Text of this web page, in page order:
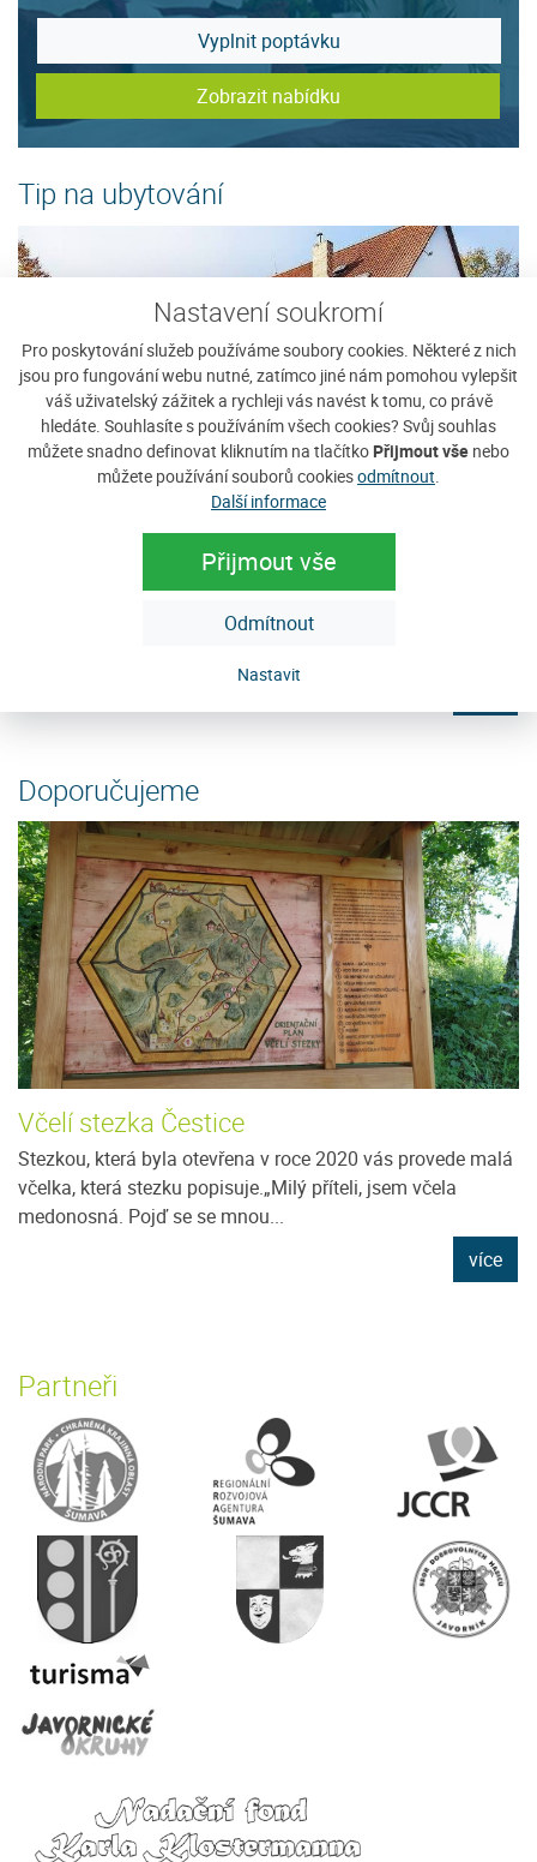
Nastavení soukromí
Pro poskytování služeb používáme soubory cookies. Některé z nich
jsou pro fungování webu nutné, zatímco jiné nám pomohou vylepšit
váš uživatelský zážitek a rychleji vás navést k tomu, co právě
hledáte. Souhlasíte s používáním všech cookies? Svůj souhlas
můžete snadno definovat kliknutím na tlačítko Přijmout vše nebo
můžete používání souborů cookiesodmítnout
Další informace
Přijmout vše
Odmítnout
Nastavit
Vyplnit poptávku
Zobrazit nabídku
Tip na ubytování
Hotel Krásná Vyhlídka
Hotel Krásná Vyhlídka (960 m n.m.) se jako jediný na
východní straně hory Javorník (1066 m n. m.) může
pochlubit jedinečnou polohou umožňující...
Doporučujeme
Včelí stezka Čestice
Stezkou, která byla otevřena v roce 2020 vás provede malá
včelka, která stezku popisuje.„Milý příteli, jsem včela
medonosná. Pojď se se mnou...
více
Partneři